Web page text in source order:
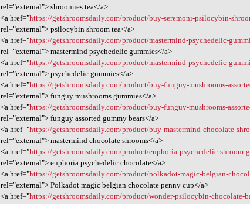
rel="external"> shroomies tea</a>
<a href="https://getshroomsdaily.com/product/buy-seremoni-psilocybin-
rel="external"> psilocybin shroom tea</a>
<a href="https://getshroomsdaily.com/product/mastermind-psychedelic-
rel="external"> mastermind psychedelic gummies</a>
<a href="https://getshroomsdaily.com/product/mastermind-psychedelic-
rel="external"> psychedelic gummies</a>
<a href="https://getshroomsdaily.com/product/buy-funguy-mushrooms-
rel="external"> funguy mushrooms gummies</a>
<a href="https://getshroomsdaily.com/product/buy-funguy-mushrooms-
rel="external"> funguy assorted gummy bears</a>
<a href="https://getshroomsdaily.com/product/buy-mastermind-chocolate-
rel="external"> mastermind chocolate shrooms</a>
<a href="https://getshroomsdaily.com/product/euphoria-psychedelic-shroom-
rel="external"> euphoria psychedelic chocolate</a>
<a href="https://getshroomsdaily.com/product/polkadot-magic-belgian-
rel="external"> Polkadot magic belgian chocolate penny cup</a>
<a href="https://getshroomsdaily.com/product/wonder-psilocybin-chocolate-